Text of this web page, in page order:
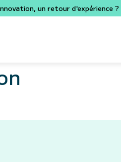
un retour d'expérience ?